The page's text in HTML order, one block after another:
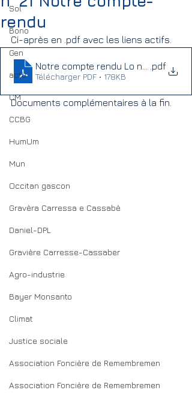
Sol
Bono
Gen
actu
CM
CCBG
HumUm
Mun
Occitan gascon
Gravèra Carressa e Cassabè
Daniel-DPL
Gravière Carresse-Cassaber
Agro-industrie
Bayer Monsanto
Climat
Justice sociale
Association Foncière de Remembremen
Association Foncière de Remembremen
rendu
Ci-après en .pdf avec les liens actifs.
.pdf
Télécharger PDF • 178KB
Documents complémentaires à la fin.